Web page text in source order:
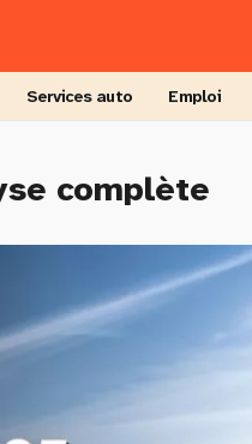
Services auto Emploi
complète